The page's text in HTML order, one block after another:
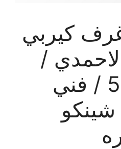
كيربي
/
56585569 / فني